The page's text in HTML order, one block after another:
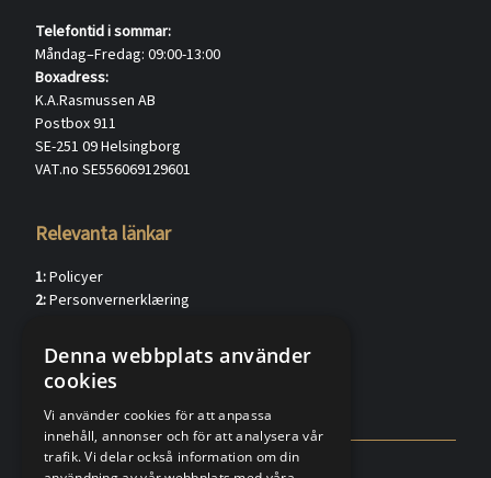
Telefontid i sommar:
Måndag–Fredag: 09:00-13:00
Boxadress:
K.A.Rasmussen AB
Postbox 911
SE-251 09 Helsingborg
VAT.no SE556069129601
Relevanta länkar
1:Policyer
2:Personvernerklæring
4:Kundkännedom förtag (verified.eu)
5:Försäljningsvillkor
6:FAQ
Denna webbplats använder
cookies
Vi använder cookies för att anpassa
innehåll, annonser och för att analysera vår
trafik. Vi delar också information om din